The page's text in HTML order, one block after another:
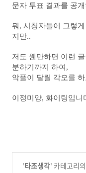
문자 투표 결과를 공
뭐, 시청자들이 그렇
지만..
저도 웬만하면 이런
분하기까지 하여,
악플이 달릴 각오를
이정미양, 화이팅입니
'타조생각' 카테고리